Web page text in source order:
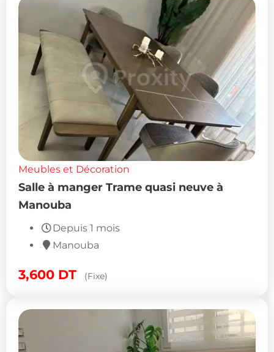
Meubles et Décoration
Salle à manger Trame quasi neuve à
Manouba
Depuis 1 mois
Manouba
3,600 DT (Fixe)